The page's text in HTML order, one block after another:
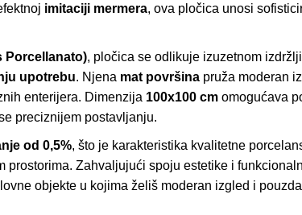
imitaciji mermera, ova pločica unosi
Porcellanato), pločica se odlikuje izuzetnom
upotrebu. Njena mat površinapruža moderan
enterijera. Dimenzija 100x100 cmomogućava
preciznijem postavljanju.
od 0,5%, što je karakteristika kvalitetne
prostorima. Zahvaljujući spoju estetike i
objekte u kojima želiš moderan izgled i